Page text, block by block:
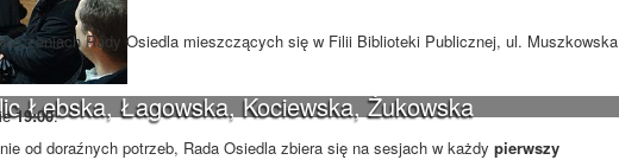
Łebska, Łagowska, Kociewska, Żukowska
Rady Osiedla mieszczących się w Filii Biblioteki Publicznej, ul. Muszkowska
19:00.
od doraźnych potrzeb, Rada Osiedla zbiera się na sesjach w każdy pierwszy